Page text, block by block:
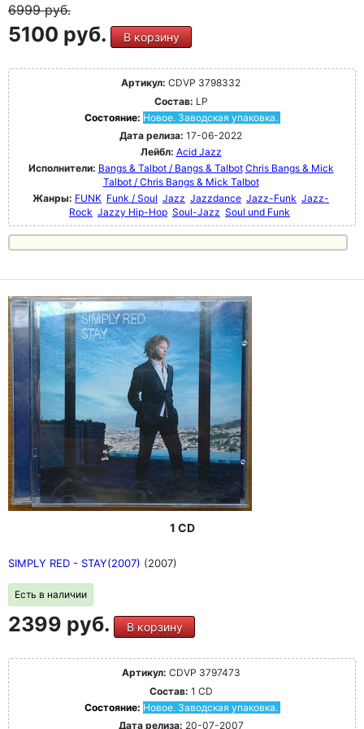
6999руб.
5100 руб. В корзину
Артикул: CDVP 3798332
Состав: LP
Состояние: Новое. Заводская упаковка.
Дата релиза: 17-06-2022
Лейбл: Acid Jazz
Исполнители: Bangs & Talbot / Bangs & Talbot Chris Bangs & Mick
Talbot / Chris Bangs & Mick Talbot
Жанры: FUNK Funk / Soul Jazz Jazzdance Jazz-Funk Jazz-
Rock Jazzy Hip-Hop Soul-Jazz Soul und Funk
1 CD
SIMPLY RED - STAY(2007) (2007)
Есть в наличии
2399 руб. В корзину
Артикул: CDVP 3797473
Состав: 1 CD
Состояние: Новое. Заводская упаковка.
Дата релиза: 20-07-2007